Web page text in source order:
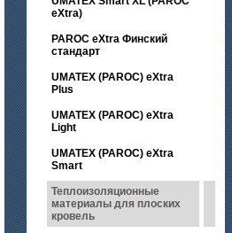
eXtra)
PAROC eXtra Финский
стандарт
UMATEX (PAROC) eXtra
Plus
UMATEX (PAROC) eXtra
Light
UMATEX (PAROC) eXtra
Smart
Теплоизоляционные
материалы для плоских
кровель